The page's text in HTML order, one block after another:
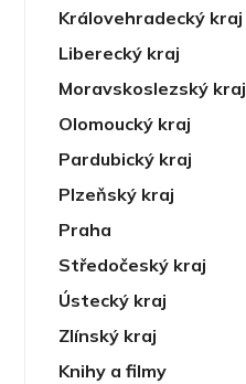
Královehradecký kraj
Liberecký kraj
Moravskoslezský kraj
Olomoucký kraj
Pardubický kraj
Plzeňský kraj
Praha
Středočeský kraj
Ústecký kraj
Zlínský kraj
Knihy a filmy